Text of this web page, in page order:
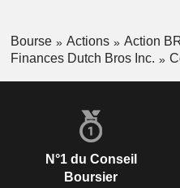
Bourse Actions
Action
Finances Dutch Bros Inc.
N°1 du Conseil
Boursier